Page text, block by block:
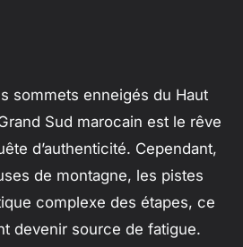
sommets enneigés du Haut
Sud marocain est le rêve
d’authenticité. Cependant,
de montagne, les pistes
complexe des étapes, ce
devenir source de fatigue.